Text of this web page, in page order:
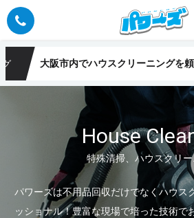
大阪市内でハウスクリーニングを
House
特殊清掃、ハウスクリ
パワーズは不用品回収だけでなくハウス
ッショナル！豊富な現場で培った技術で